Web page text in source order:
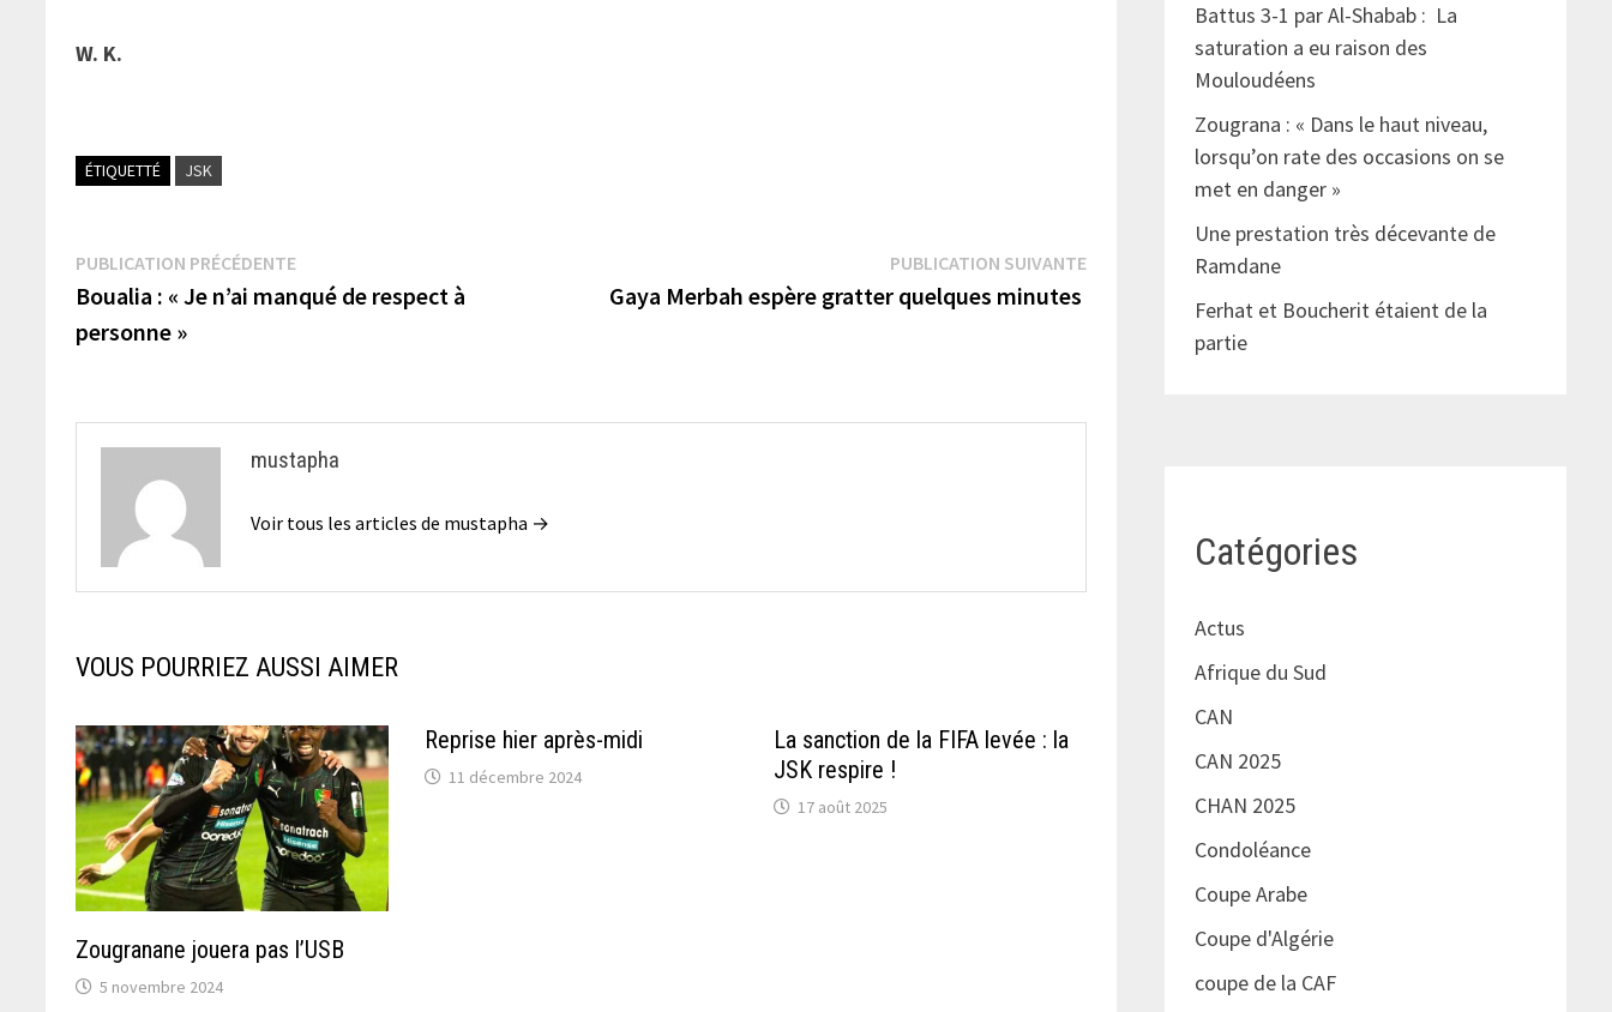
W. K.
ÉTIQUETTÉ JSK
Navigation
de
l’article
PUBLICATION PRÉCÉDENTEPublication
précédente :
Boualia : « Je n’ai manqué de respect à
personne »
PUBLICATION SUIVANTEPublication
Gaya Merbah espère gratter quelques minutes
mustapha
Voir tous les articles de mustapha →
VOUS POURRIEZ AUSSI AIMER
Zougranane jouera pas l’USB
5 novembre 2024
Reprise hier après-midi
11 décembre 2024
La sanction de la FIFA levée : la
JSK respire !
17 août 2025
Battus 3-1 par Al-Shabab : La
saturation a eu raison des
Mouloudéens
Zougrana : « Dans le haut niveau,
lorsqu’on rate des occasions on se
met en danger »
Une prestation très décevante de
Ramdane
Ferhat et Boucherit étaient de la
partie
Catégories
Actus
Afrique du Sud
CAN
CAN 2025
CHAN 2025
Condoléance
Coupe Arabe
Coupe d'Algérie
coupe de la CAF